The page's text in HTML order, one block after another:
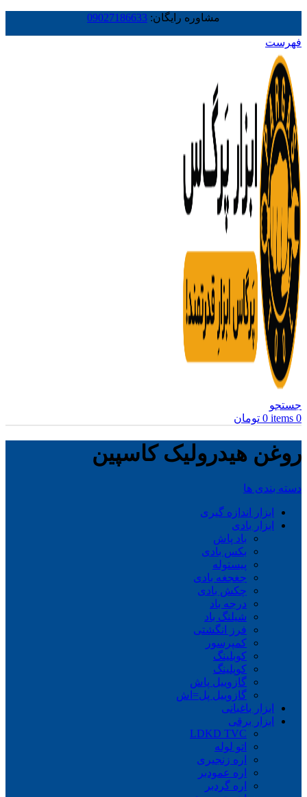
مشاوره رایگان: 09027186633
فهرست
جستجو
0
items
0 تومان
روغن هیدرولیک کاسپین
دسته بندی ها
ابزار اندازه گیری
ابزار بادی
باد پاش
بکس بادی
پیستوله
جغجغه بادی
چکش بادی
درجه باد
شیلنگ باد
فرز انگشتی
کمپرسور
کوبلینگ
کوپلینگ
گازوییل پاش
گازوییل پل=اش
ابزار باغبانی
ابزار برقی
LDKD TVC
اتو لوله
اره زنجیری
اره عمودبر
اره گردبر